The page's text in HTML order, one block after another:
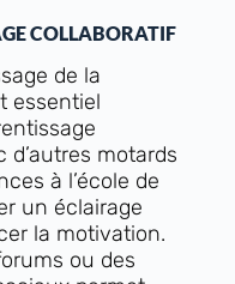
COLLABORATIF
de la
essentiel
d’autres motards
à l’école de
un éclairage
la motivation.
ou des